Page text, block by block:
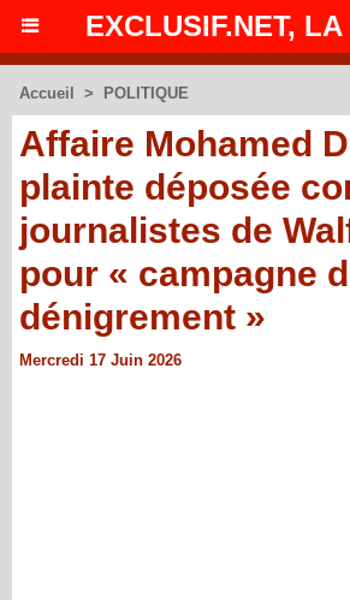
EXCLUSIF.NET,
Accueil > POLITIQUE
Affaire Mohamed
plainte déposée
journalistes de
pour « campagne
dénigrement »
Mercredi 17 Juin 2026